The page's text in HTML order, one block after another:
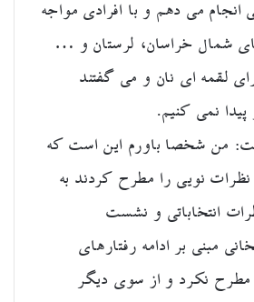
انجام می دهم و با افرادی مواجه
شمال خراسان، لرستان و …
لقمه ای نان و می گفتند
نمی کنیم.
من شخصا باورم این است که
نویی را مطرح کردند به
انتخاباتی و نشست
مبنی بر ادامه رفتارهای
مطرح نکرد و از سوی دیگر